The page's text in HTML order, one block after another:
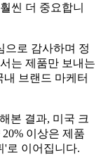
씬 더 중요합니
으로 감사하며 정
는 제품만 보내는
브랜드 마케터
본 결과, 미국 크
이상은 제품
'로 이어집니다.